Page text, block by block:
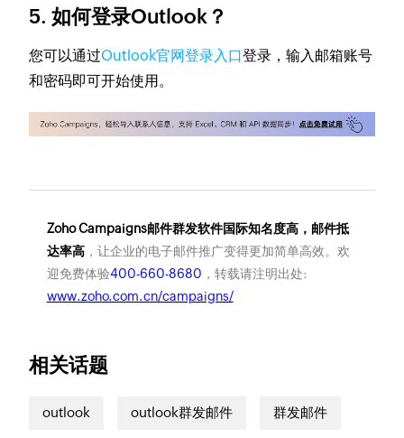
5. 如何登录Outlook？
您可以通过Outlook官网登录入口登录，输入邮箱账号
和密码即可开始使用。
Zoho Campaigns邮件群发软件国际知名度高，邮件抵
达率高，让企业的电子邮件推广变得更加简单高效。欢
迎免费体验400-660-8680 ，转载请注明出处:
www.zoho.com.cn/campaigns/
相关话题
outlook outlook群发邮件 群发邮件